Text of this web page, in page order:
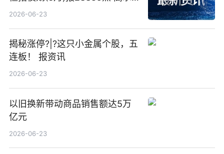
23点
2026-06-23
揭秘涨停?|?这只小金属个股，五
连板！ 报资讯
2026-06-23
以旧换新带动商品销售额达5万
亿元
2026-06-23